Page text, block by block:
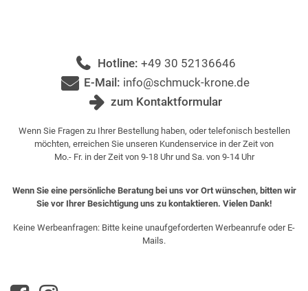
Hotline: +49 30 52136646
E-Mail: info@schmuck-krone.de
zum Kontaktformular
Wenn Sie Fragen zu Ihrer Bestellung haben, oder telefonisch bestellen
möchten, erreichen Sie unseren Kundenservice in der Zeit von
Mo.- Fr. in der Zeit von 9-18 Uhr und Sa. von 9-14 Uhr
Wenn Sie eine persönliche Beratung bei uns vor Ort wünschen, bitten wir
Sie vor Ihrer Besichtigung uns zu kontaktieren. Vielen Dank!
Keine Werbeanfragen: Bitte keine unaufgeforderten Werbeanrufe oder E-
Mails.